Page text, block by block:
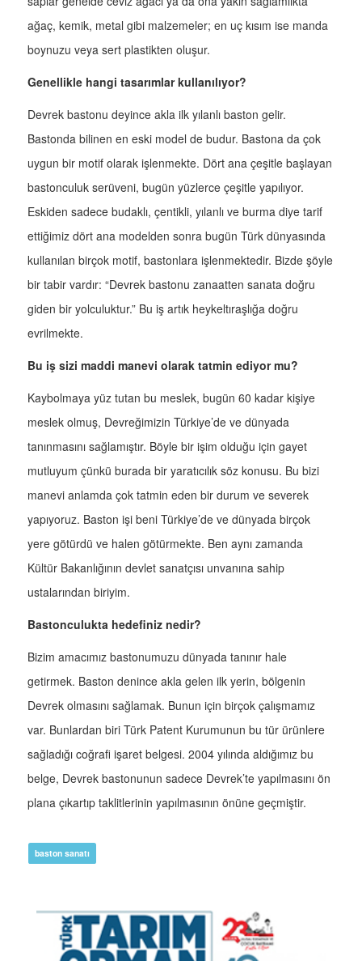
ağaç, kemik, metal gibi malzemeler; en uç kısım ise manda
boynuzu veya sert plastikten oluşur.
Genellikle hangi tasarımlar kullanılıyor?
Devrek bastonu deyince akla ilk yılanlı baston gelir.
Bastonda bilinen en eski model de budur. Bastona da çok
uygun bir motif olarak işlenmekte. Dört ana çeşitle başlayan
bastonculuk serüveni, bugün yüzlerce çeşitle yapılıyor.
Eskiden sadece budaklı, çentikli, yılanlı ve burma diye tarif
ettiğimiz dört ana modelden sonra bugün Türk dünyasında
kullanılan birçok motif, bastonlara işlenmektedir. Bizde şöyle
bir tabir vardır: “Devrek bastonu zanaatten sanata doğru
giden bir yolculuktur.” Bu iş artık heykeltıraşlığa doğru
evrilmekte.
Bu iş sizi maddi manevi olarak tatmin ediyor mu?
Kaybolmaya yüz tutan bu meslek, bugün 60 kadar kişiye
meslek olmuş, Devreğimizin Türkiye’de ve dünyada
tanınmasını sağlamıştır. Böyle bir işim olduğu için gayet
mutluyum çünkü burada bir yaratıcılık söz konusu. Bu bizi
manevi anlamda çok tatmin eden bir durum ve severek
yapıyoruz. Baston işi beni Türkiye’de ve dünyada birçok
yere götürdü ve halen götürmekte. Ben aynı zamanda
Kültür Bakanlığının devlet sanatçısı unvanına sahip
ustalarından biriyim.
Bastonculukta hedefiniz nedir?
Bizim amacımız bastonumuzu dünyada tanınır hale
getirmek. Baston denince akla gelen ilk yerin, bölgenin
Devrek olmasını sağlamak. Bunun için birçok çalışmamız
var. Bunlardan biri Türk Patent Kurumunun bu tür ürünlere
sağladığı coğrafi işaret belgesi. 2004 yılında aldığımız bu
belge, Devrek bastonunun sadece Devrek’te yapılmasını ön
plana çıkartıp taklitlerinin yapılmasının önüne geçmiştir.
baston sanatı